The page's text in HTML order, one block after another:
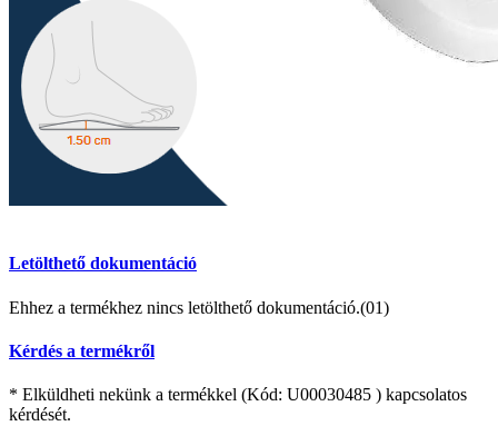
Letölthető dokumentáció
Ehhez a termékhez nincs letölthető dokumentáció.(01)
Kérdés a termékről
* Elküldheti nekünk a termékkel (Kód: U00030485 ) kapcsolatos
kérdését.